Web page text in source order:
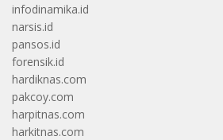
infodinamika.id
narsis.id
pansos.id
forensik.id
hardiknas.com
pakcoy.com
harpitnas.com
harkitnas.com